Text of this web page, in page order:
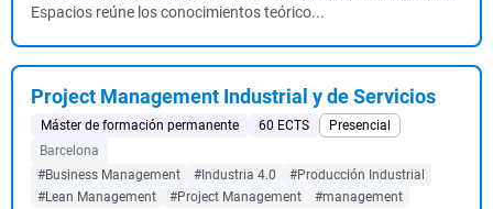
Espacios reúne los conocimientos teórico...
Project Management Industrial y de Servicios
Máster de formación permanente 60 ECTS
Presencial
Barcelona
#Business Management
#Industria 4.0
#Producción Industrial
#Lean Management
#Project Management #management